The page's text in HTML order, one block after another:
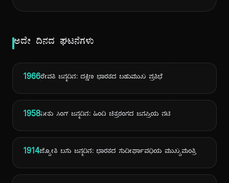
ಅದೇ ದಿನದ ಘಟನೆಗಳು
1966ರೇವತಿ ಜನ್ಮದಿನ: ದಕ್ಷಿಣ ಭಾರತದ ಬಹುಮುಖ ಪ್ರತಿಭೆ
1958ನೀತು ಸಿಂಗ್ ಜನ್ಮದಿನ: ಹಿಂದಿ ಚಿತ್ರರಂಗದ ಜನಪ್ರಿಯ ನಟಿ
1914ಜ್ಯೋತಿ ಬಸು ಜನ್ಮದಿನ: ಭಾರತದ ಸುದೀರ್ಘಾವಧಿಯ ಮುಖ್ಯಮಂತ್ರಿ